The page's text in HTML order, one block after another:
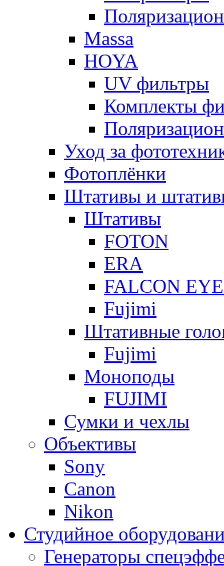
Massa
HOYA
UV фильтры
Комплекты
Уход за
Фотоплёнки
Штативы и
Штативы
FOTON
ERA
FALCON
Fujimi
Штативные
Fujimi
Моноподы
FUJIMI
Сумки и чехлы
Объективы
Sony
Canon
Nikon
Студийное
Генераторы